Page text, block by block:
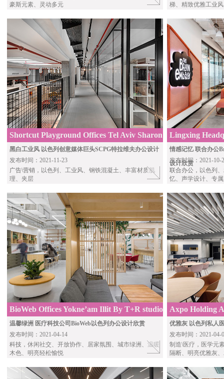
豪斯元素、灵动多元
梯、精致优雅工业风
Shortcut Playground Offices Tel Aviv Sharon
Weiser Architecture
黑白工业风 以色列创意媒体巨头SCPG特拉维夫办公设计
发布时间：2021-11-23
广告\营销 ，以色列、工业风、钢铁混凝土、丰富材质肌
理、夹层
Lingxing
Onexn
情感记忆 联合办公
设计欣赏
发布时间：2021-10-
联合办公， 以色列
忆、声学设计、专
BioWeb Offices Yokne’am Illit By T+R studio
温馨绿洲 医疗科技公司BioWeb以色列办公设计欣赏
发布时间：2021-04-14
科技 ，休闲社交、开放协作、居家氛围、城市绿洲、温暖
木色、明亮轻松愉悦
Axpo Holding
City By BoND
优雅灰 以色列私人
发布时间：2021-04-
制造\医疗，医学元
隔断、明亮优雅灰